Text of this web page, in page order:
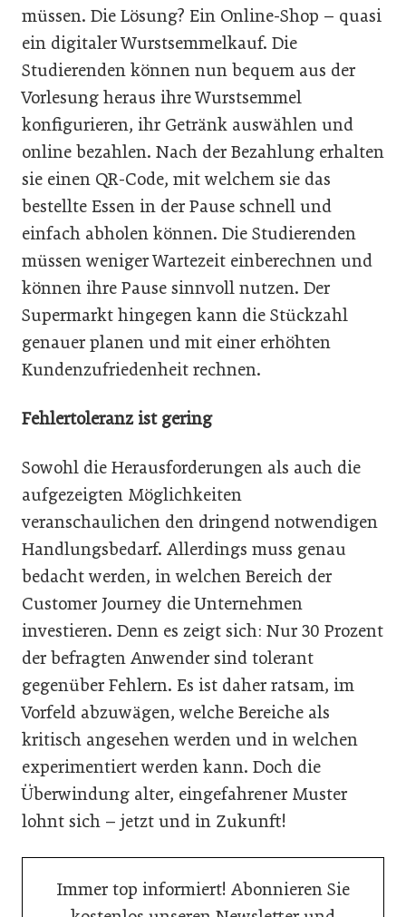
müssen. Die Lösung? Ein Online-Shop – quasi
ein digitaler Wurstsemmelkauf. Die
Studierenden können nun bequem aus der
Vorlesung heraus ihre Wurstsemmel
konfigurieren, ihr Getränk auswählen und
online bezahlen. Nach der Bezahlung erhalten
sie einen QR-Code, mit welchem sie das
bestellte Essen in der Pause schnell und
einfach abholen können. Die Studierenden
müssen weniger Wartezeit einberechnen und
können ihre Pause sinnvoll nutzen. Der
Supermarkt hingegen kann die Stückzahl
genauer planen und mit einer erhöhten
Kundenzufriedenheit rechnen.
Fehlertoleranz ist gering
Sowohl die Herausforderungen als auch die
aufgezeigten Möglichkeiten
veranschaulichen den dringend notwendigen
Handlungsbedarf. Allerdings muss genau
bedacht werden, in welchen Bereich der
Customer Journey die Unternehmen
investieren. Denn es zeigt sich: Nur 30 Prozent
der befragten Anwender sind tolerant
gegenüber Fehlern. Es ist daher ratsam, im
Vorfeld abzuwägen, welche Bereiche als
kritisch angesehen werden und in welchen
experimentiert werden kann. Doch die
Überwindung alter, eingefahrener Muster
lohnt sich – jetzt und in Zukunft!
Immer top informiert! Abonnieren Sie